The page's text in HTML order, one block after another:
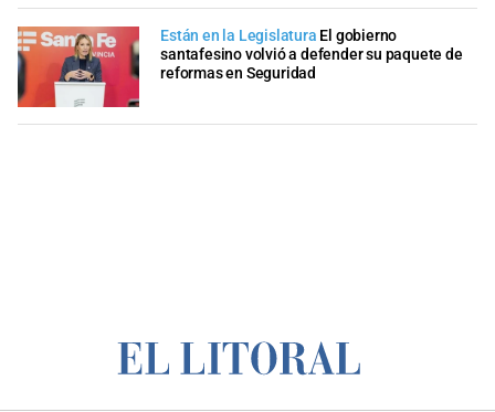
Están en la Legislatura El gobierno
santafesino volvió a defender su paquete de
reformas en Seguridad